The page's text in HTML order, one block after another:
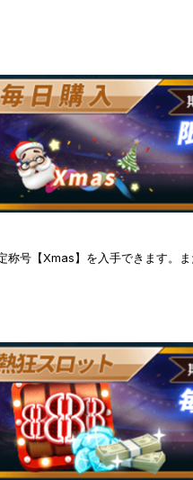
号【Xmas】を入手できます。ま